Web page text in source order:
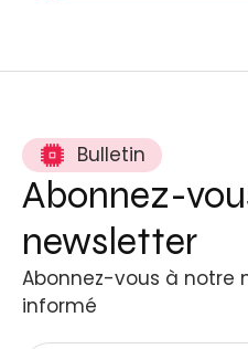
Bulletin
Abonnez-
newsletter
Abonnez-vous à notre
informé